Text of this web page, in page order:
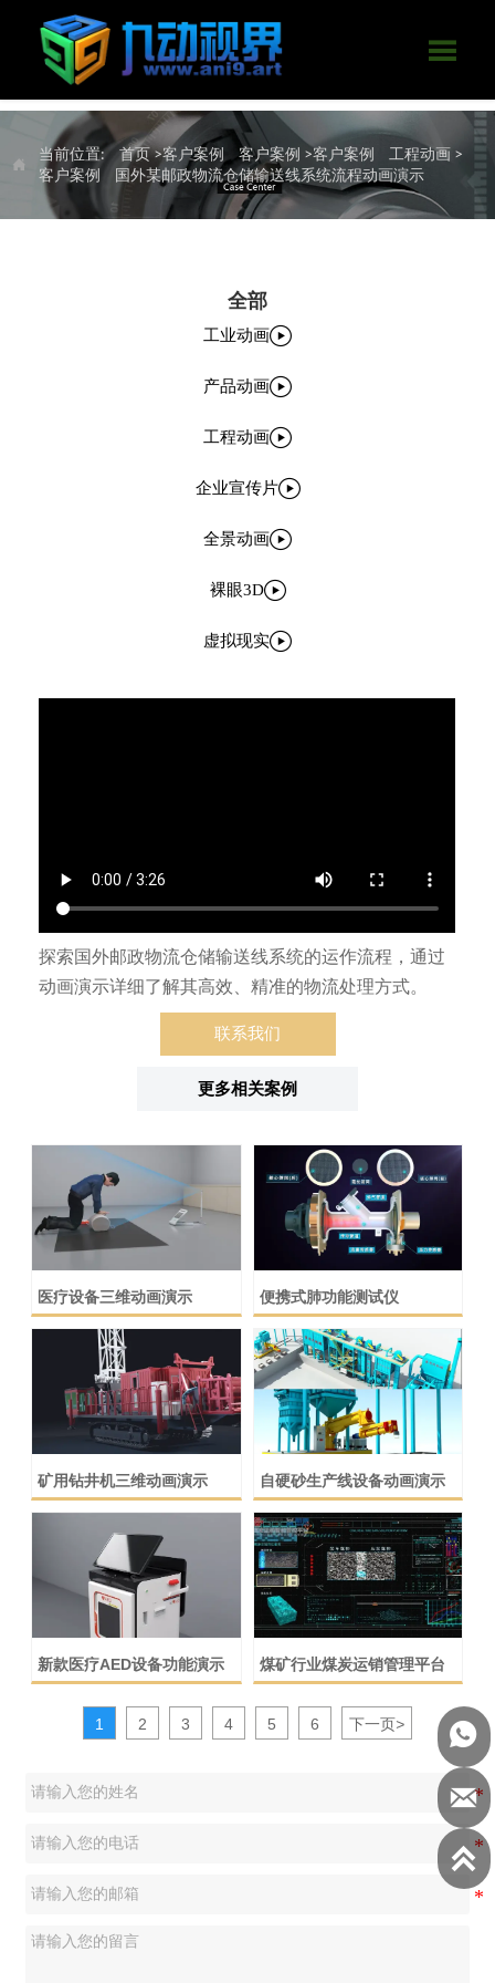


当前位置: 首页>客户案例 客户案例 >客户案例 工程动画 >
客户案例
国外某邮政物流仓储输送线系统流程动画演示
全部
工业动画
产品动画
工程动画
企业宣传片
全景动画
裸眼3D
虚拟现实
探索国外邮政物流仓储输送线系统的运作流程，通过
动画演示详细了解其高效、精准的物流处理方式。
联系我们
更多相关案例
医疗设备三维动画演示 便携式肺功能测试仪
矿用钻井机三维动画演示 自硬砂生产线设备动画演示
新款医疗AED设备功能演示 煤矿行业煤炭运销管理平台
1 2 3 4 5 6 下一页>


